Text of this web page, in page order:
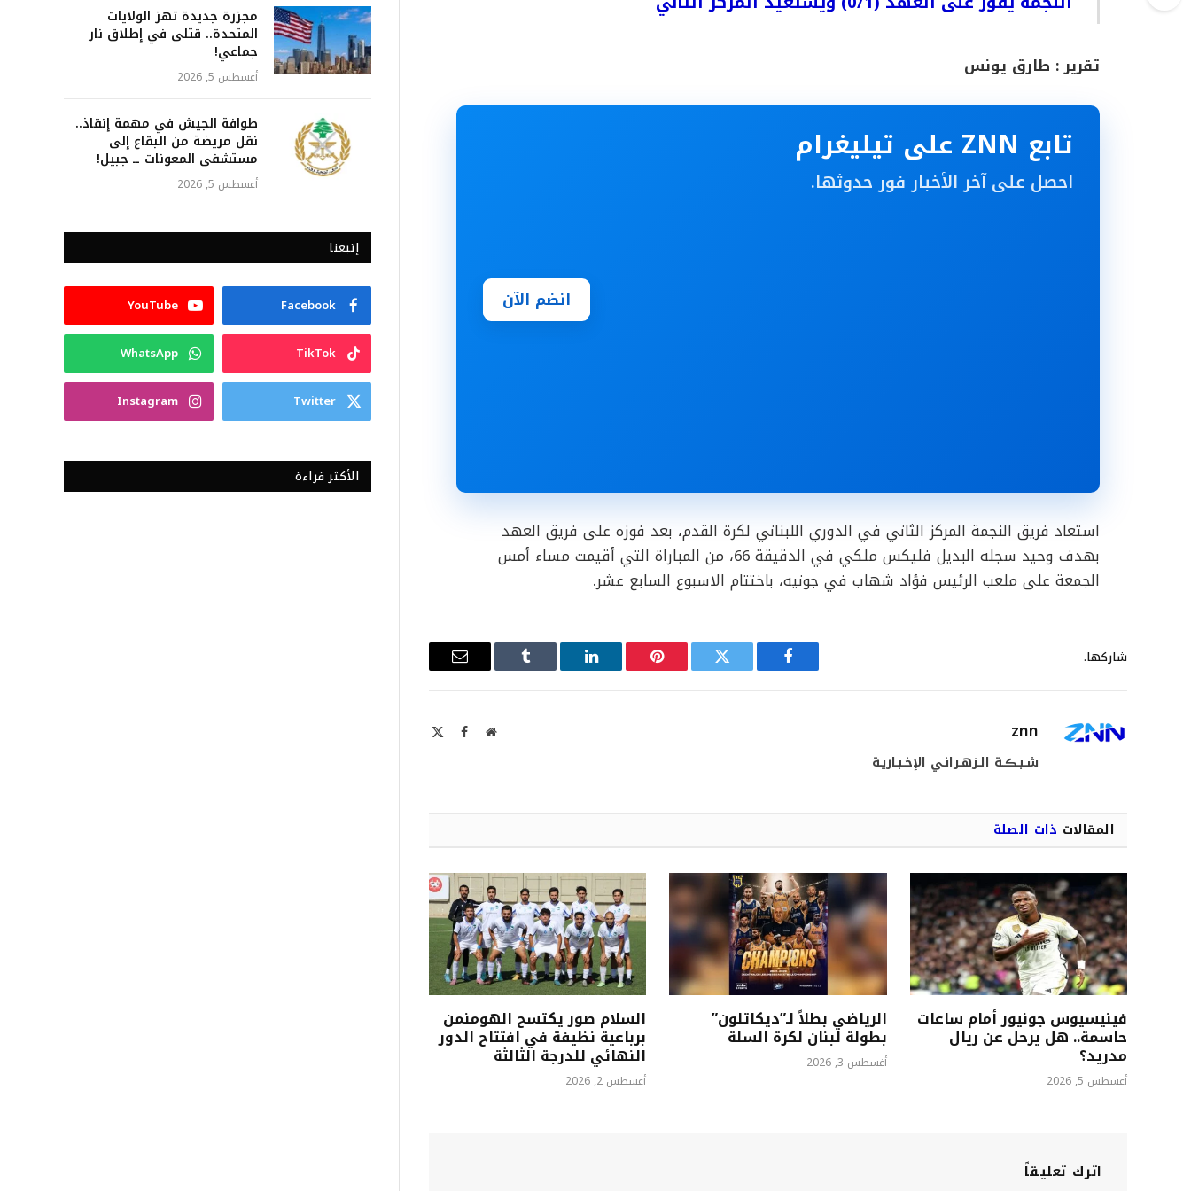
تقرير : طارق يونس
تابع ZNN على تيليغرام
احصل على آخر الأخبار فور حدوثها.
انضم الآن
استعاد فريق النجمة المركز الثاني في الدوري اللبناني لكرة القدم، بعد فوزه على فريق العهد
بهدف وحيد سجله البديل فليكس ملكي في الدقيقة 66، من المباراة التي أقيمت مساء أمس
الجمعة على ملعب الرئيس فؤاد شهاب في جونيه، باختتام الاسبوع السابع عشر.
شاركها.
فيسبوك تويتر بينتيريستلينكدإن Tumblr
البريد
znn
موقعفيسبوك
شـبـڪـة الـزهـرانـي الإخـبـاريـة
المقالات ذات الصلة
فينيسيوس جونيور أمام ساعات
حاسمة.. هل يرحل عن ريال
مدريد؟
أغسطس 5, 2026
الرياضي بطلاً لـ”ديكاتلون”
بطولة لبنان لكرة السلة
أغسطس 3, 2026
السلام صور يكتسح الهومنمن
برباعية نظيفة في افتتاح الدور
النهائي للدرجة الثالثة
أغسطس 2, 2026
اترك تعليقاً
مجزرة جديدة تهز الولايات
المتحدة.. قتلى في إطلاق نار
جماعي!
أغسطس 5, 2026
طوافة الجيش في مهمة إنقاذ..
نقل مريضة من البقاع إلى
مستشفى المعونات ــ جبيل!
أغسطس 5, 2026
إتبعنا
Facebook
YouTube
TikTok
WhatsApp
Twitter
Instagram
الأكثر قراءة